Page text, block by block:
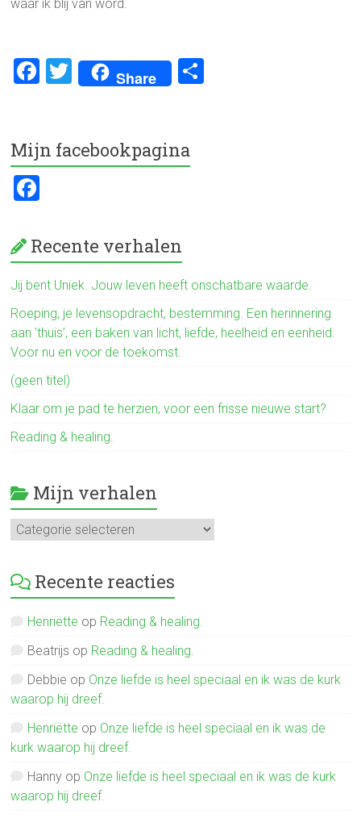
waar ik blij van word.
F
b
o
T
wi
er
Share
Mijn facebookpagina
ce
b
o
ok
Recente verhalen
Jij bent Uniek. Jouw leven heeft onschatbare waarde.
Roeping, je levensopdracht, bestemming. Een herinnering
aan ’thuis’, een baken van licht, liefde, heelheid en eenheid.
Voor nu en voor de toekomst.
(geen titel)
Klaar om je pad te herzien, voor een frisse nieuwe start?
Reading & healing.
Mijn verhalen
Mijn
verhalen
Recente reacties
Henriëtte op Reading & healing.
Beatrijs op Reading & healing.
Debbie op Onze liefde is heel speciaal en ik was de kurk
waarop hij dreef.
Henriëtte op Onze liefde is heel speciaal en ik was de
kurk waarop hij dreef.
Hanny op Onze liefde is heel speciaal en ik was de kurk
waarop hij dreef.